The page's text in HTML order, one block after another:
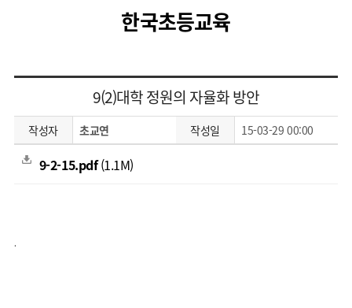
한국초등교육
9(2)대학 정원의 자율화 방안
작성자 초교연 작성일 15-03-29 00:00
9-2-15.pdf(1.1M)
.